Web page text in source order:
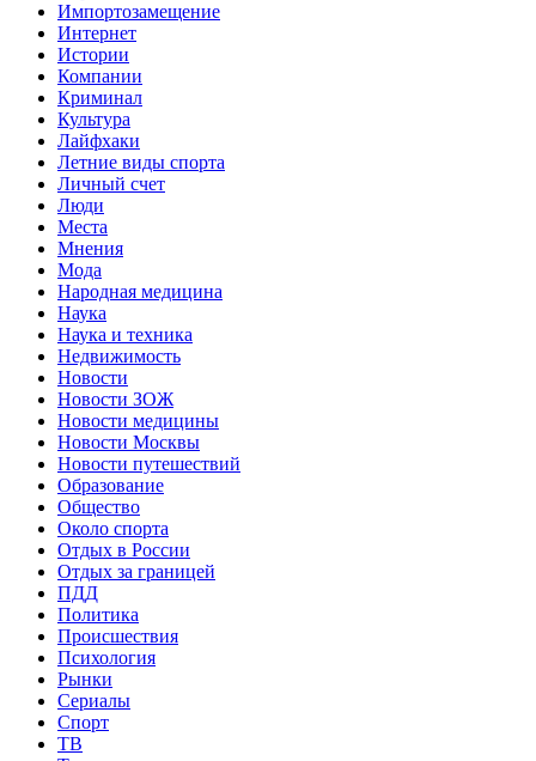
Импортозамещение
Интернет
Истории
Компании
Криминал
Культура
Лайфхаки
Летние виды спорта
Личный счет
Люди
Места
Мнения
Мода
Народная медицина
Наука
Наука и техника
Недвижимость
Новости
Новости ЗОЖ
Новости медицины
Новости Москвы
Новости путешествий
Образование
Общество
Около спорта
Отдых в России
Отдых за границей
ПДД
Политика
Происшествия
Психология
Рынки
Сериалы
Спорт
ТВ